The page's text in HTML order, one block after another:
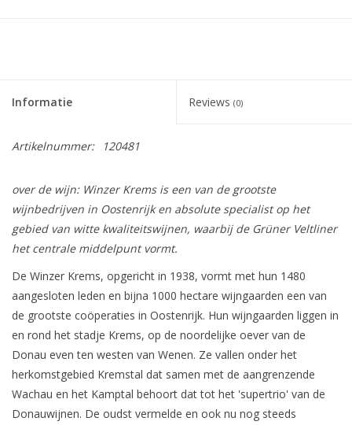
Informatie Reviews (0)
Artikelnummer: 120481
over de wijn: Winzer Krems is een van de grootste
wijnbedrijven in Oostenrijk en absolute specialist op het
gebied van witte kwaliteitswijnen, waarbij de Grüner Veltliner
het centrale middelpunt vormt.
De Winzer Krems, opgericht in 1938, vormt met hun 1480
aangesloten leden en bijna 1000 hectare wijngaarden een van
de grootste coöperaties in Oostenrijk. Hun wijngaarden liggen in
en rond het stadje Krems, op de noordelijke oever van de
Donau even ten westen van Wenen. Ze vallen onder het
herkomstgebied Kremstal dat samen met de aangrenzende
Wachau en het Kamptal behoort dat tot het 'supertrio' van de
Donauwijnen. De oudst vermelde en ook nu nog steeds